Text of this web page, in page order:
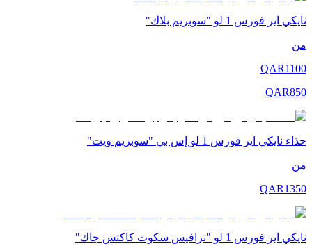
نايكي اير فورس 1 لو "سوبريم بلاك"
من
QAR1100
QAR850
حذاء نايكي اير فورس 1 لو إس بي "سوبريم ويت"
من
QAR1350
نايكي اير فورس 1 لو "ترافيس سكوت كاكتس جاك"